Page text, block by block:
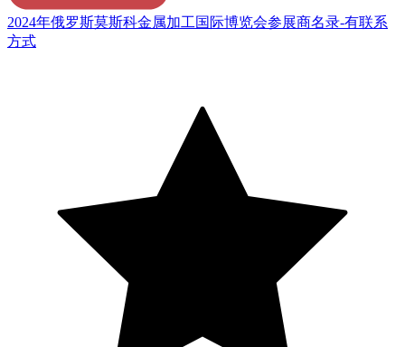
2024年俄罗斯莫斯科金属加工国际博览会参展商名录-有联系
方式